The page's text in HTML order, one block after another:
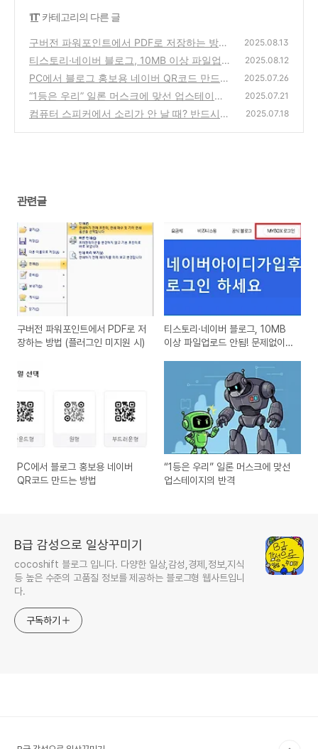
'IT' 카테고리의 다른 글
구버전 파워포인트에서 PDF로 저장하는 방법
(플러그인 미지원 시)
(3)
2025.08.13
티스토리·네이버 블로그, 10MB 이상 파일업로
드 안됨! 문제없이 올리는 MYBOX 설정법
(3)
2025.08.12
PC에서 블로그 홍보용 네이버 QR코드 만드는
방법
(2)
2025.07.26
“1등은 우리” 일론 머스크에 맞선 업스테이지
의 반격
(1)
2025.07.21
컴퓨터 스피커에서 소리가 안 날 때? 반드시
2025.07.18
관련글
구버전 파워포인트에서 PDF로 저
장하는 방법 (플러그인 미지원 시)
티스토리·네이버 블로그, 10MB
이상 파일업로드 안됨! 문제없이
PC에서 블로그 홍보용 네이버
QR코드 만드는 방법
“1등은 우리” 일론 머스크에 맞선
업스테이지의 반격
B급 감성으로 일상꾸미기
cocoshift 블로그 입니다. 다양한 일상,감성,경제,정보,지식
등 높은 수준의 고품질 정보를 제공하는 블로그형 웹사트입니
다.
구독하기